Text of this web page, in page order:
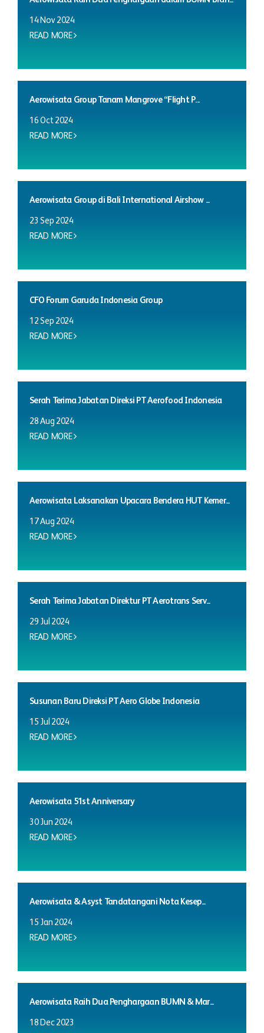
14 Nov 2024
READ MORE
Aerowisata Group Tanam Mangrove “Flight P...
16 Oct 2024
READ MORE
Aerowisata Group di Bali International Airshow ...
23 Sep 2024
READ MORE
CFO Forum Garuda Indonesia Group
12 Sep 2024
READ MORE
Serah Terima Jabatan Direksi PT Aerofood Indonesia
28 Aug 2024
READ MORE
Aerowisata Laksanakan Upacara Bendera HUT Kemer...
17 Aug 2024
READ MORE
Serah Terima Jabatan Direktur PT Aerotrans Serv...
29 Jul 2024
READ MORE
Susunan Baru Direksi PT Aero Globe Indonesia
15 Jul 2024
READ MORE
Aerowisata 51st Anniversary
30 Jun 2024
READ MORE
Aerowisata & Asyst Tandatangani Nota Kesep...
15 Jan 2024
READ MORE
Aerowisata Raih Dua Penghargaan BUMN & Mar...
18 Dec 2023